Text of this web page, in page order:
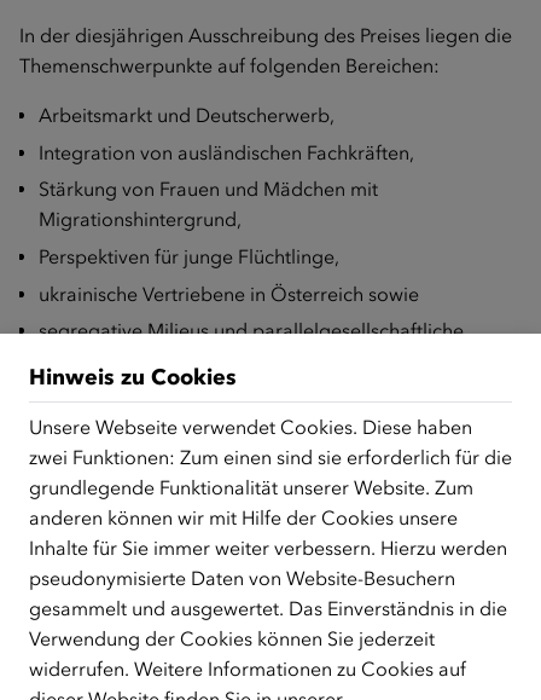
In der diesjährigen Ausschreibung des Preises liegen die
Themenschwerpunkte auf folgenden Bereichen:
Arbeitsmarkt und Deutscherwerb,
Integration von ausländischen Fachkräften,
Stärkung von Frauen und Mädchen mit
Migrationshintergrund,
Perspektiven für junge Flüchtlinge,
ukrainische Vertriebene in Österreich sowie
segregative Milieus und parallelgesellschaftliche
Ein zusätzlicher Schwerpunkt wird erstmals auf Beiträge
gelegt, die sich sachlich und faktenbasiert mit
Antisemitismus im Integrations- und Migrationskontext
auseinandersetzen.
Beiträge einreichen oder Journalist/innen
vorschlagen
Bis 15. September 2024 können Journalist/innen ihre
Beiträge selbst einreichen, zudem können
herausragende Beiträge auch durch Dritte
Hinweis zu Cookies
Unsere Webseite verwendet Cookies. Diese haben
zwei Funktionen: Zum einen sind sie erforderlich für die
grundlegende Funktionalität unserer Website. Zum
anderen können wir mit Hilfe der Cookies unsere
Inhalte für Sie immer weiter verbessern. Hierzu werden
pseudonymisierte Daten von Website-Besuchern
gesammelt und ausgewertet. Das Einverständnis in die
Verwendung der Cookies können Sie jederzeit
widerrufen. Weitere Informationen zu Cookies auf